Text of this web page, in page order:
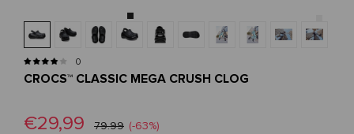
0
CROCS™ CLASSIC MEGA CRUSH CLOG
€29,99 79.99 (-63%)